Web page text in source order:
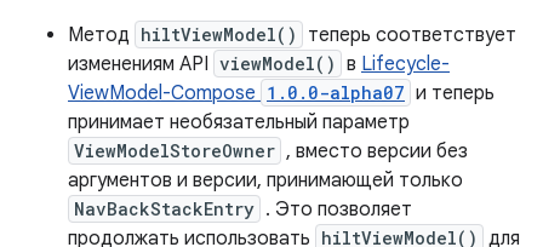
Метод hiltViewModel()
теперь соответствует
изменениям API viewModel() в Lifecycle-
ViewModel-Compose 1.0.0-alpha07 и теперь
принимает необязательный параметр
ViewModelStoreOwner , вместо версии без
аргументов и версии, принимающей только
NavBackStackEntry . Это позволяет
продолжать использовать hiltViewModel() для